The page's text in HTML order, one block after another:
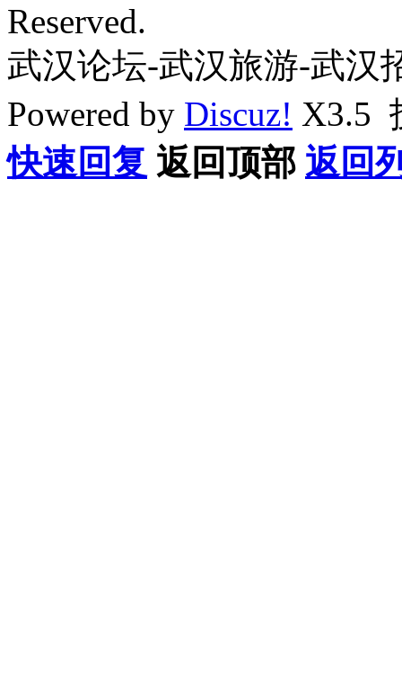
Reserved.
武汉论坛-武汉旅游-武汉
Powered by Discuz! X3.5
快速回复 返回顶部 返回